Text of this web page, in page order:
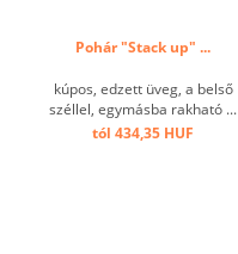
Pohár "Stack up" ...
kúpos, edzett üveg, a belső
széllel, egymásba rakható ...
tól 434,35 HUF